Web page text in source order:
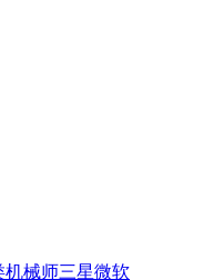
机械师三星微软